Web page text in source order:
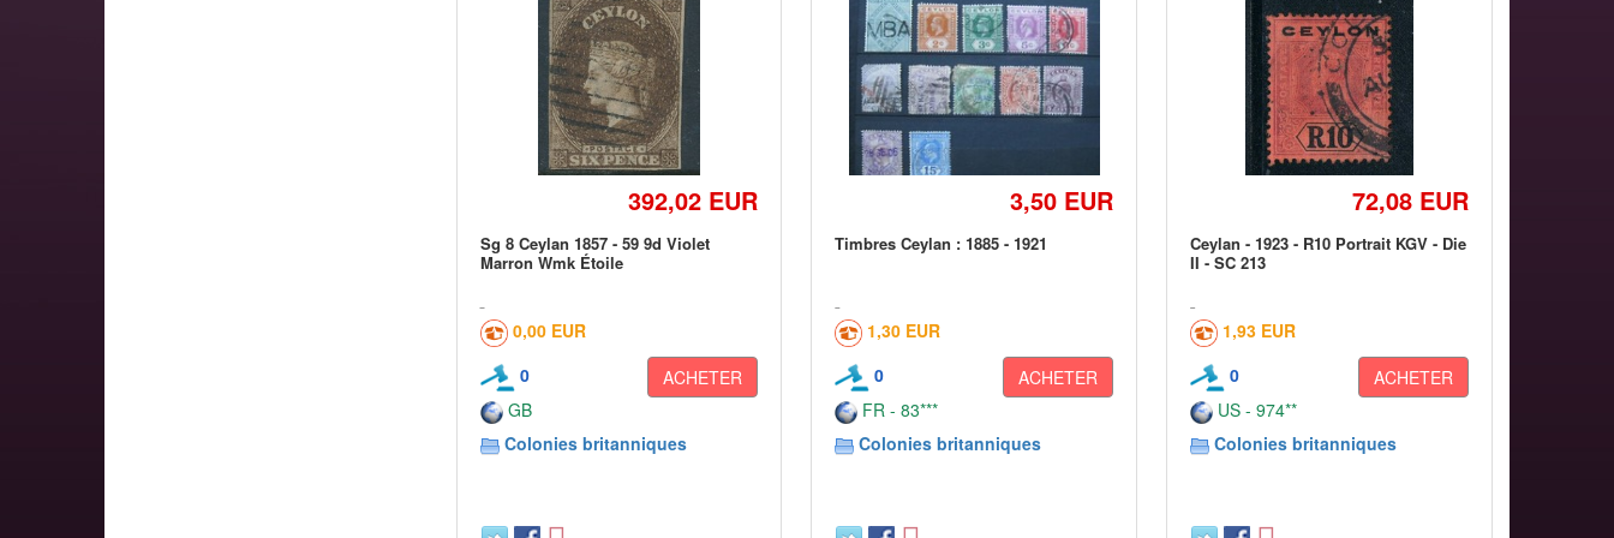
392,02 EUR
Sg 8 Ceylan 1857 - 59 9d Violet
Marron Wmk Étoile
0,00 EUR
0
ACHETER
GB
Colonies britanniques
3,50 EUR
Timbres Ceylan : 1885 - 1921
1,30 EUR
0
ACHETER
FR - 83***
Colonies britanniques
72,08 EUR
Ceylan - 1923 - R10 Portrait KGV - Die
II - SC 213
1,93 EUR
0
ACHETER
US - 974**
Colonies britanniques